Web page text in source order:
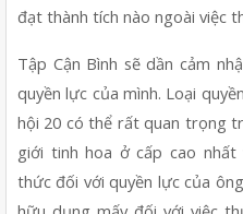
đạt thành tích nào ngoài việc
Tập Cận Bình sẽ dần cảm
quyền lực của mình. Loại
hội 20 có thể rất quan trọng
giới tinh hoa ở cấp cao nhất
thức đối với quyền lực của